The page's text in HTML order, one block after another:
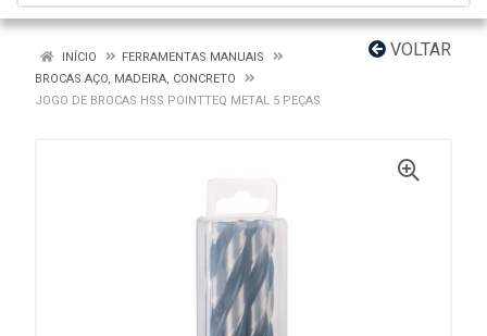
VOLTAR
INÍCIO
FERRAMENTAS MANUAIS
BROCAS AÇO, MADEIRA, CONCRETO
JOGO DE BROCAS HSS POINTTEQ METAL 5 PEÇAS